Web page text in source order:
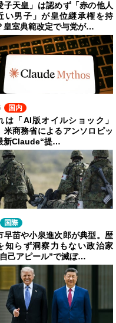
子天皇」は認めず「赤の他人
い男子」が皇位継承権を持
皇室典範改定で与党が…
国内
は「AI版オイルショック」
米商務省によるアンソロピッ
新Claude“提…
国際
早苗や小泉進次郎が典型。歴
知らず洞察力もない政治家
己アピール”で滅ぼ…